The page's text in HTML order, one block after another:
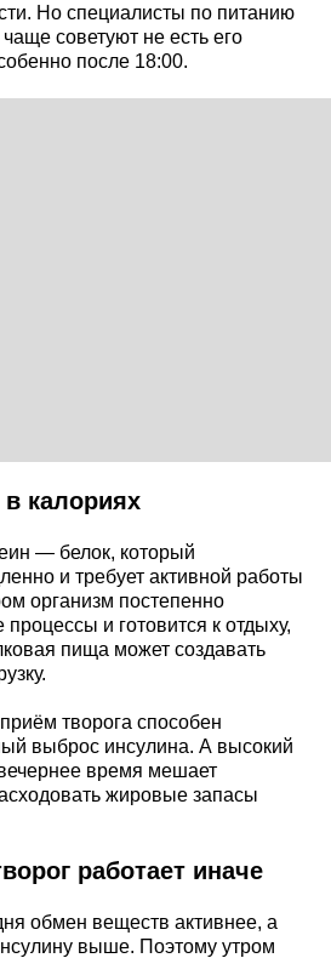
Но специалисты по питанию
советуют не есть его
после 18:00.
калориях
— белок, который
и требует активной работы
организм постепенно
и готовится к отдыху,
пища может создавать
творога способен
выброс инсулина. А высокий
время мешает
жировые запасы
работает иначе
обмен веществ активнее, а
выше. Поэтому утром